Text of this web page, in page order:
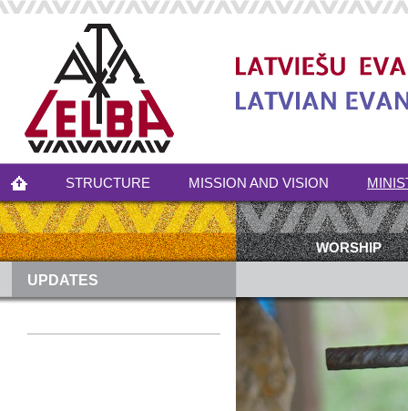
STRUCTURE MISSION AND VISION
WORSHIP
UPDATES